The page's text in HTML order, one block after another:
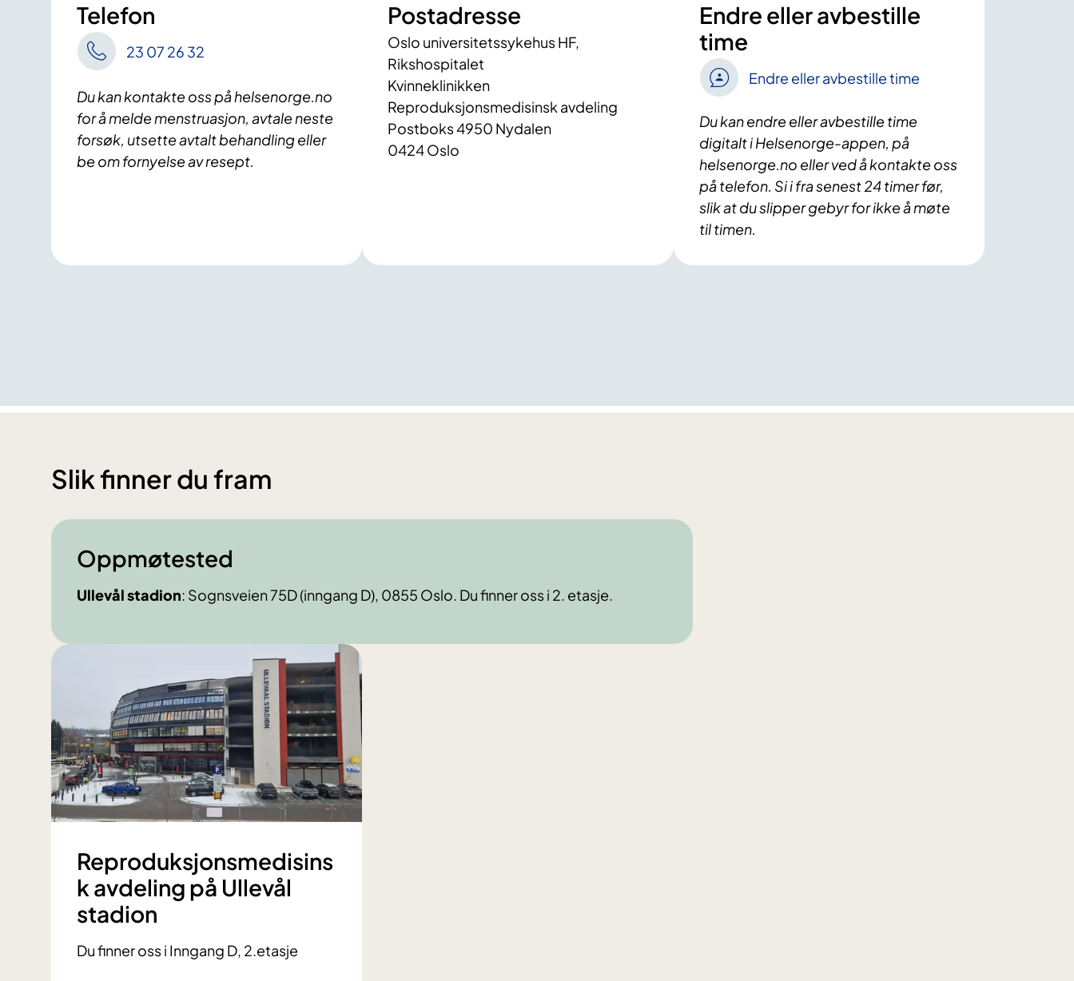
Telefon
23 07 26 32
Du kan kontakte oss på helsenorge.no
for å melde menstruasjon, avtale neste
forsøk, utsette avtalt behandling eller
be om fornyelse av resept.
Postadresse
Oslo universitetssykehus HF,
Rikshospitalet
Kvinneklinikken
Reproduksjonsmedisinsk avdeling
Postboks 4950 Nydalen
0424 Oslo
Endre eller avbestille
time
Endre eller avbestille time
Du kan endre eller avbestille time
digitalt i Helsenorge-appen, på
helsenorge.no eller ved å kontakte oss
på telefon. Si i fra senest 24 timer før,
slik at du slipper gebyr for ikke å møte
til timen.
Slik finner du fram
Oppmøtested
Ullevål stadion: Sognsveien 75D (inngang D), 0855 Oslo. Du finner oss i 2. etasje.
Reproduksjonsmedisins
k avdeling på Ullevål
stadion
Du finner oss i Inngang D, 2.etasje